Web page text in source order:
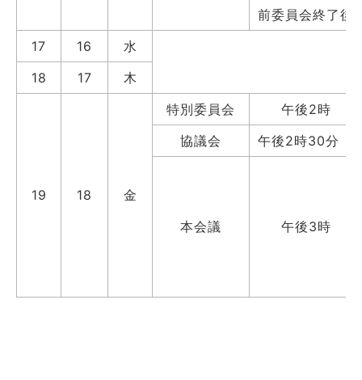
前委員会終了後
17
16
水
18
17 木
19 18 金
特別委員会
午後2時
協議会
午後2時30分
本会議 午後3時